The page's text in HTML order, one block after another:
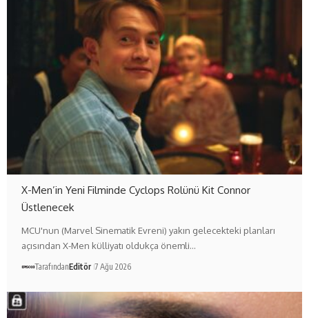
X-Men’in Yeni Filminde Cyclops Rolünü Kit Connor
Üstlenecek
MCU'nun (Marvel Sinematik Evreni) yakın gelecekteki planları
açısından X-Men külliyatı oldukça önemli…
TarafındanEditör 7 Ağu 2026